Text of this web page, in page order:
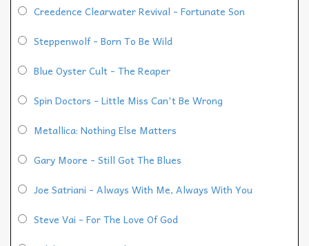
Creedence Clearwater Revival - Fortunate Son
Steppenwolf - Born To Be Wild
Blue Oyster Cult - The Reaper
Spin Doctors - Little Miss Can't Be Wrong
Metallica: Nothing Else Matters
Gary Moore - Still Got The Blues
Joe Satriani - Always With Me, Always With You
Steve Vai - For The Love Of God